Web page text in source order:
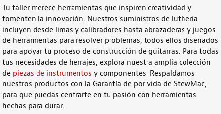
Tu taller merece herramientas que inspiren creatividad y
fomenten la innovación. Nuestros suministros de luthería
incluyen desde limas y calibradores hasta abrazaderas y juegos
de herramientas para resolver problemas, todos ellos diseñados
para apoyar tu proceso de construcción de guitarras. Para todas
tus necesidades de herrajes, explora nuestra amplia colección
de piezas de instrumentos y componentes. Respaldamos
nuestros productos con la Garantía de por vida de StewMac,
para que puedas centrarte en tu pasión con herramientas
hechas para durar.